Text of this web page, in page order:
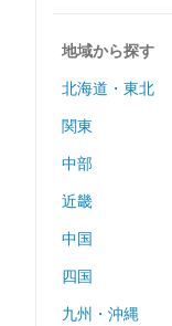
地域から探す
北海道・東北
関東
中部
近畿
中国
四国
九州・沖縄